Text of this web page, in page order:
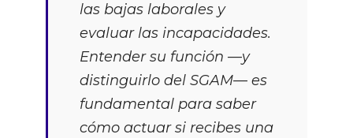
las bajas laborales y
evaluar las incapacidades.
Entender su función —y
distinguirlo del SGAM— es
fundamental para saber
cómo actuar si recibes una